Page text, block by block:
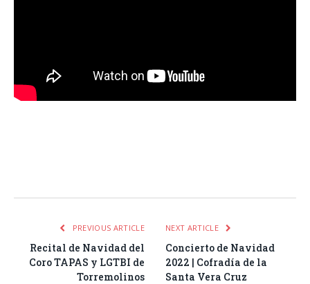
PREVIOUS ARTICLE
Recital de Navidad del
Coro TAPAS y LGTBI de
Torremolinos
NEXT ARTICLE
Concierto de Navidad
2022 | Cofradía de la
Santa Vera Cruz